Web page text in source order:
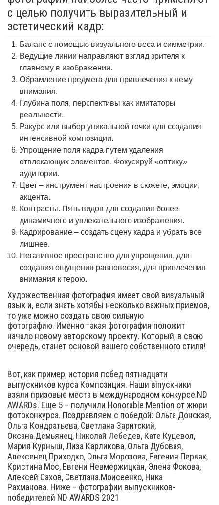
с целью получить выразительный и
эстетический кадр:
Баланс с помощью визуального веса и симметрии.
Ведущие линии направляют взгляд зрителя к
главному в изображении.
Обрамление предмета для привлечения к нему
внимания.
Глубина поля, перспективы как имитаторы
реальности.
Ракурс или выбор уникальной точки для создания
интенсивной композиции.
Упрощение поля кадра путем удаления
отвлекающих элементов. Фокусируй «оптику»
аудитории.
Цвет – инструмент настроения в сюжете, эмоции,
акцента.
Контрасты. Пять видов для создания более
динамичного и увлекательного изображения.
Кадрирование – создать сцену кадра и убрать все
лишнее.
Негативное пространство для упрощения, для
создания ощущения равновесия, для привлечения
внимания к герою.
Художественная фотография имеет свой визуальный
язык и, если знать хотябьі несколько важных приемов,
то уже можно создать свою сильную
фотографию. Именно такая фотография положит
начало новому авторскому проекту. Который, в свою
очередь, станет основой вашего собственного стиля!
Вот, как пример, история побед пятнадцати
выпускников курса Композиция. Наши віпускники
взяли призовые места в международном конкурсе ND
AWARDs. Еще 5 – получили Honorable Mention от жюри
фотоконкурса. Поздравляем с победой: Ольга Донская,
Ольга Кондратьева, Светлана Заритский,
Оксана.Демьянец, Николай Лебедев, Кате Куцевол,
Мария Курныш, Лиза Карликова, Ольга Дубовая,
Алексенец Приходко, Ольга Морозова, Евгения Первак,
Кристина Мос, Евгени Невмержицкая, Элена Фокова,
Алексей Сахов, Светлана.Моисеенко, Ника
Рахманова. Ниже – фотографии выпускников-
победителей ND AWARDS 2021